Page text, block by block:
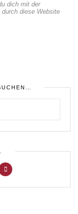
dich mit der
durch diese Website